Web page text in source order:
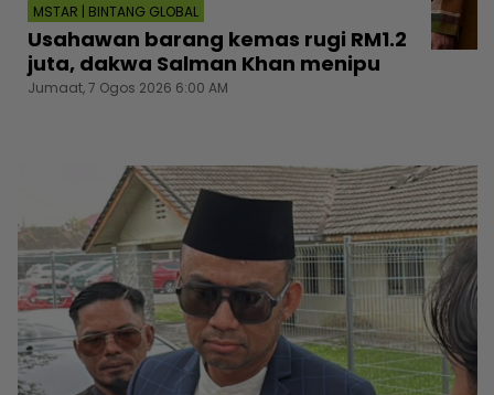
MSTAR | BINTANG GLOBAL
Usahawan barang kemas rugi RM1.2
juta, dakwa Salman Khan menipu
Jumaat, 7 Ogos 2026 6:00 AM